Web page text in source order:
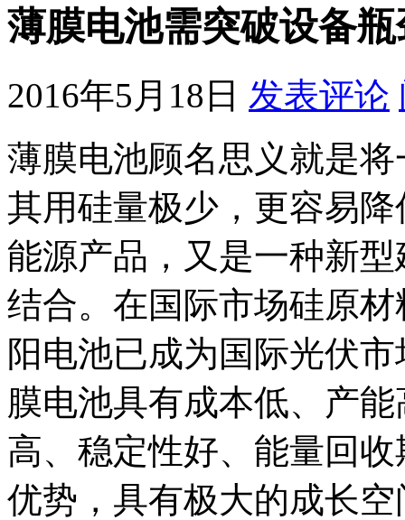
薄膜电池需突破设备瓶
2016年5月18日 发表评论
薄膜电池顾名思义就是
其用硅量极少，更容易
能源产品，又是一种新
结合。在国际市场硅原
阳电池已成为国际光伏
膜电池具有成本低、产
高、稳定性好、能量回
优势，具有极大的成长